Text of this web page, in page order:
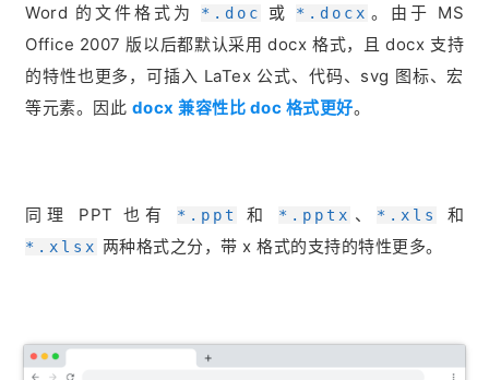
Word 的文件格式为 *.doc 或 *.docx 。由于 MS
Office 2007 版以后都默认采用 docx 格式，且 docx 支持
的特性也更多，可插入 LaTex 公式、代码、svg 图标、宏
等元素。因此 docx 兼容性比 doc 格式更好。
同理 PPT 也有 *.ppt 和 *.pptx 、 *.xls 和
*.xlsx 两种格式之分，带 x 格式的支持的特性更多。